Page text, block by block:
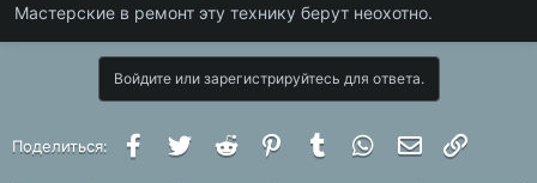
Мастерские в ремонт эту технику берут неохотно.
Войдите или зарегистрируйтесь для ответа.
Поделиться: FacebookTwitter Reddit PinterestTumblr WhatsAppЭлектронная